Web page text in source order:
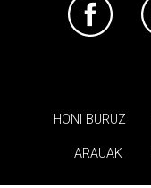
HONI BURUZ
ARAUAK